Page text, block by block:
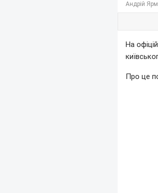
Андрій
На
Про це